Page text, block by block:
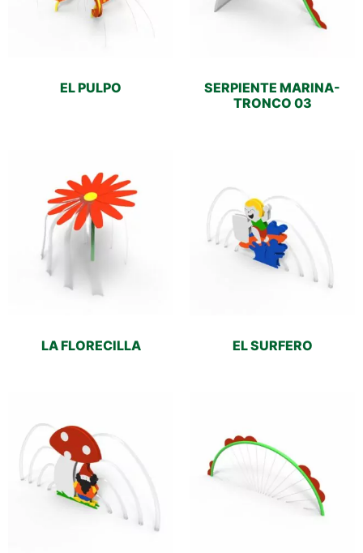
EL PULPO
SERPIENTE MARINA-
TRONCO 03
LA FLORECILLA EL SURFERO